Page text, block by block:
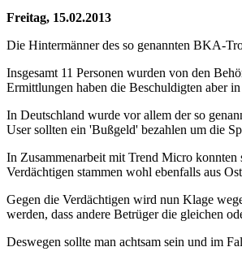
Freitag, 15.02.2013
Die Hintermänner des so genannten BKA-
Insgesamt 11 Personen wurden von den
Ermittlungen haben die Beschuldigten aber
In Deutschland wurde vor allem der so
User sollten ein 'Bußgeld' bezahlen um die
In Zusammenarbeit mit Trend Micro
Verdächtigen stammen wohl ebenfalls aus
Gegen die Verdächtigen wird nun Klage
werden, dass andere Betrüger die gleichen
Deswegen sollte man achtsam sein und im